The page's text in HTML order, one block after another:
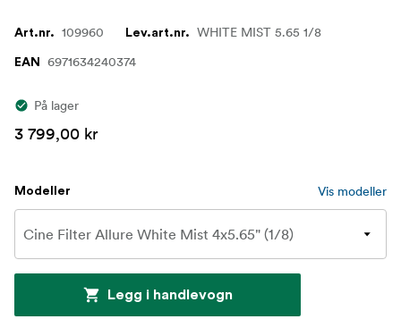
Art.nr. 109960 Lev.art.nr. WHITE MIST 5.65 1/8
EAN 6971634240374
På lager
3 799,00 kr
Modeller Vis modeller
Legg i handlevogn